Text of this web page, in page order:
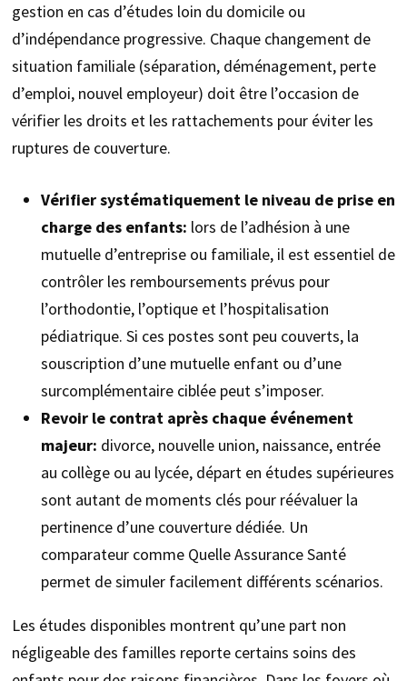
gestion en cas d’études loin du domicile ou
d’indépendance progressive. Chaque changement de
situation familiale (séparation, déménagement, perte
d’emploi, nouvel employeur) doit être l’occasion de
vérifier les droits et les rattachements pour éviter les
ruptures de couverture.
Vérifier systématiquement le niveau de prise en
charge des enfants: lors de l’adhésion à une
mutuelle d’entreprise ou familiale, il est essentiel de
contrôler les remboursements prévus pour
l’orthodontie, l’optique et l’hospitalisation
pédiatrique. Si ces postes sont peu couverts, la
souscription d’une mutuelle enfant ou d’une
surcomplémentaire ciblée peut s’imposer.
Revoir le contrat après chaque événement
majeur: divorce, nouvelle union, naissance, entrée
au collège ou au lycée, départ en études supérieures
sont autant de moments clés pour réévaluer la
pertinence d’une couverture dédiée. Un
comparateur comme Quelle Assurance Santé
permet de simuler facilement différents scénarios.
Les études disponibles montrent qu’une part non
négligeable des familles reporte certains soins des